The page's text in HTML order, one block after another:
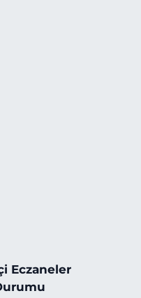
Eczaneler